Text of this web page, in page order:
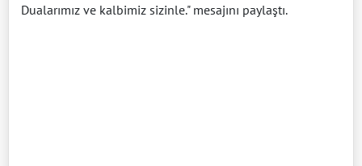
Dualarımız ve kalbimiz sizinle." mesajını paylaştı.